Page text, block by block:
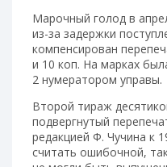
Марочный голод в
из-за задержки
компенсирован
и 10 коп. На марках
2 нумератором управы.
Второй тираж
подвергнутый
редакцией Ф. Чучина к
считать ошибочной,